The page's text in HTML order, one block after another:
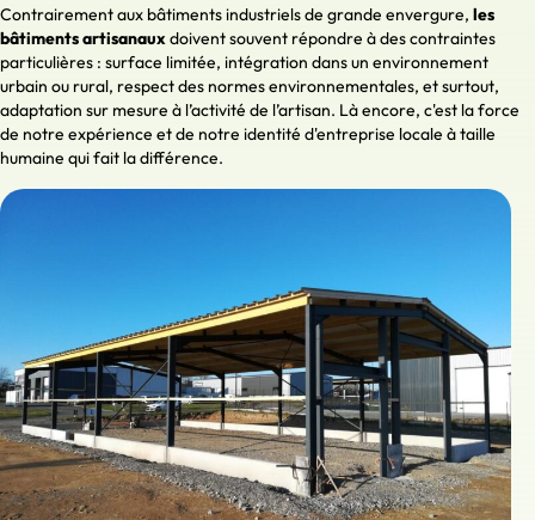
Contrairement aux bâtiments industriels de grande envergure, les
bâtiments artisanauxdoivent souvent répondre à des contraintes
particulières : surface limitée, intégration dans un environnement
urbain ou rural, respect des normes environnementales, et surtout,
adaptation sur mesure à l’activité de l’artisan. Là encore, c'est la force
de notre expérience et de notre identité d'entreprise locale à taille
humaine qui fait la différence.